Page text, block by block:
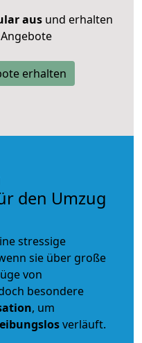
ausund erhalten
erhalten
den Umzug
stressige
sie über große
von
besondere
, um
verläuft.